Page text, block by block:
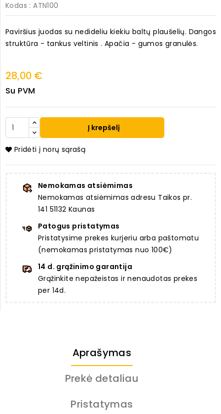
Kodas : ATN100
Paviršius juodas su nedideliu kiekiu baltų plaušelių. Dangos
struktūra - tankus veltinis . Apačia - gumos granulės.
28,00 €
Su PVM
Į krepšelį
Pridėti į norų sąrašą
Nemokamas atsiėmimas
Nemokamas atsiėmimas adresu Taikos pr.
141 51132 Kaunas
Patogus pristatymas
Pristatysime prekes kurjeriu arba paštomatu
(nemokamas pristatymas nuo 100€)
14 d. grąžinimo garantija
Grąžinkite nepažeistas ir nenaudotas prekes
per 14d.
Aprašymas
Prekė detaliau
Pristatymas